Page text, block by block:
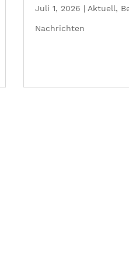
Juli 1, 2026 | Aktuell,
Nachrichten